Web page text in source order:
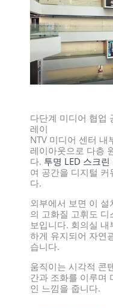
다단계 미디어 협업
레이
NTV 미디어 센터 내
레이아웃으로 다층
다. 투명 LED 스크린
여 공간을 디지털
다.
외부에서 보면 이
의 고화질 고휘도
보입니다. 회의실
하게 유지되어 자연
습니다.
움직이는 시각적 콘
간과 조화를 이루며
인 느낌을 줍니다.